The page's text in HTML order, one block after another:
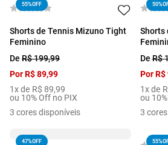
55%OFF
Shorts de Tennis Mizuno Tight
Feminino
De R$199,99
PorR$89,99
1x de R$ 89,99
ou 10% Off no PIX
3 cores disponíveis
50%
Shorts
DeR$
PorR$
1x de
ou
3
47%OFF 55%